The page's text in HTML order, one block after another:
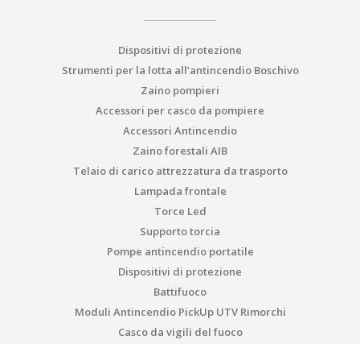
Dispositivi di protezione
Strumenti per la lotta all’antincendio Boschivo
Zaino pompieri
Accessori per casco da pompiere
Accessori Antincendio
Zaino forestali AIB
Telaio di carico attrezzatura da trasporto
Lampada frontale
Torce Led
Supporto torcia
Pompe antincendio portatile
Dispositivi di protezione
Battifuoco
Moduli Antincendio PickUp UTV Rimorchi
Casco da vigili del fuoco